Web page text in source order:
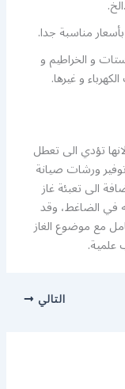
مناسبة جدا.
و الخراطيم و
و غيرها.
تؤدي الى تعطل
ورشات صيانة
الى تعبئة غاز
في الضاغط، وقد
مع موضوع الغاز
التالي